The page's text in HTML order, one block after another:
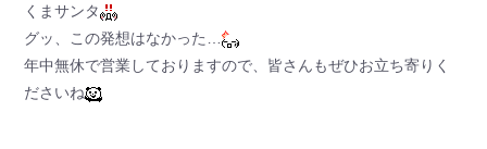
くまサンタ
グッ、この発想はなかった…
年中無休で営業しておりますので、皆さんもぜひお立ち寄りく
ださいね